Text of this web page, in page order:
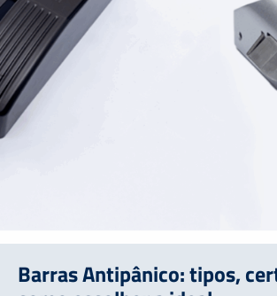
Barras Antipânico: tipos,